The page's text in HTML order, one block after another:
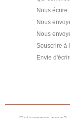
Nous écrire
Nous
Nous
Souscrire à
Envie